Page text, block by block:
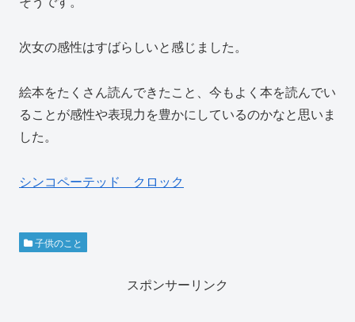
次女の感性はすばらしいと感じました。
絵本をたくさん読んできたこと、今もよく本を読んでい
ることが感性や表現力を豊かにしているのかなと思いま
した。
シンコペーテッド クロック
子供のこと
スポンサーリンク